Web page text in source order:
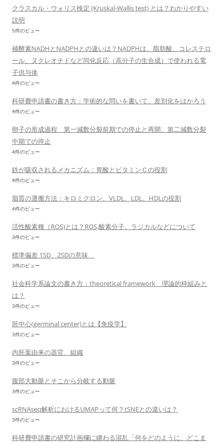
クラスカル・ウォリス検定 (Kruskal-Wallis test) とは？わかりやすい
説明
5件のビュー
補酵素NADHとNADPHとの違いは？NADPHは、脂肪酸、コレステロ
ール、ヌクレオチドなど同化反応（高分子の生合成）で使われる電
子供与体
4件のビュー
科研費申請書の書き方：学術的な問いを書いて、差別化をはかろう
4件のビュー
卵子の形成過程 第一減数分裂前期での停止と再開、第二減数分裂
中期での停止
4件のビュー
鉄が吸収されるメカニズム：胃酸とビタミンＣの役割
4件のビュー
脂質の運搬方法：キロミクロン、VLDL、LDL、HDLの役割
4件のビュー
活性酸素種（ROS)とは？ROS,酸素分子、ラジカルなどについて
3件のビュー
標準偏差 1SD、2SDの意味
3件のビュー
社会科学系論文の書き方：theoretical framework 理論的枠組みと
は？
3件のビュー
胚中心(germinal center)とは【免疫学】
3件のビュー
内胚葉由来の器官、組織
3件のビュー
腹部大動脈とそこから分岐する動脈
3件のビュー
scRNAseq解析におけるUMAPって何？tSNEとの違いは？
3件のビュー
科研費申請書の研究計画欄に纏わる混乱「何をどのように、どこま